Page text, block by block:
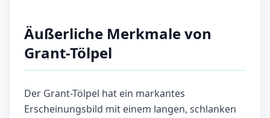
Äußerliche Merkmale von
Grant-Tölpel
Der Grant-Tölpel hat ein markantes
Erscheinungsbild mit einem langen, schlanken